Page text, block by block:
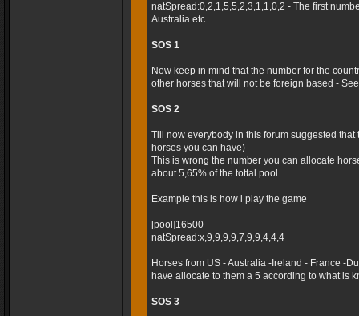
natSpread:0,2,1,5,5,2,3,1,1,0,2 - The first
Australia etc .
SOS 1
Now keep in mind that the number for the
other horses that will not be foreign based -
SOS 2
Till now everybody in this forum suggested
horses you can have)
This is wrong the number you can allocate
about 5,65% of the tottal pool..
Example this is how i play the game
[pool]16500
natSpread:x,9,9,9,9,7,9,9,4,4,4
Horses from US - Australia -Ireland - France -
have allocate to them a 5 according to what is
SOS 3